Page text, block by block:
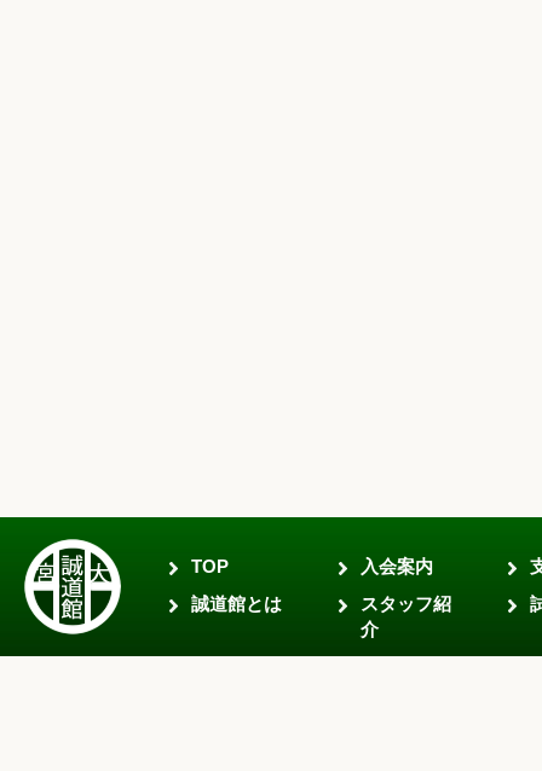
TOP
誠道館とは
入会案内
スタッフ紹
介